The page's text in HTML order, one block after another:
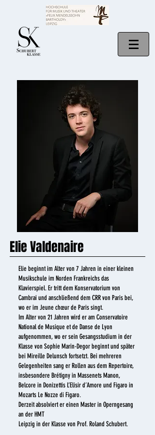
Elie Valdenaire
Elie beginnt im Alter von 7 Jahren in einer kleinen
Musikschule im Norden Frankreichs das
Klavierspiel. Er tritt dem Konservatorium von
Cambrai und anschließend dem CRR von Paris bei,
wo er im Jeune chœur de Paris singt.
Im Alter von 21 Jahren wird er am Conservatoire
National de Musique et de Danse de Lyon
aufgenommen, wo er sein Gesangsstudium in der
Klasse von Sophie Marin-Degor beginnt und später
bei Mireille Delunsch fortsetzt. Bei mehreren
Gelegenheiten sang er Rollen aus dem Repertoire,
insbesondere Brétigny in Massenets Manon,
Belcore in Donizettis L’Elisir d’Amore und Figaro in
Mozarts Le Nozze di Figaro.
Derzeit absolviert er einen Master in Operngesang
an der HMT
Leipzig in der Klasse von Prof. Roland Schubert.